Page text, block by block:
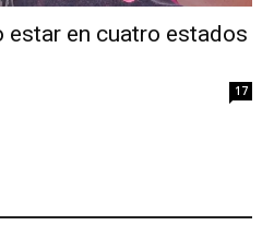
estar en cuatro estados
17